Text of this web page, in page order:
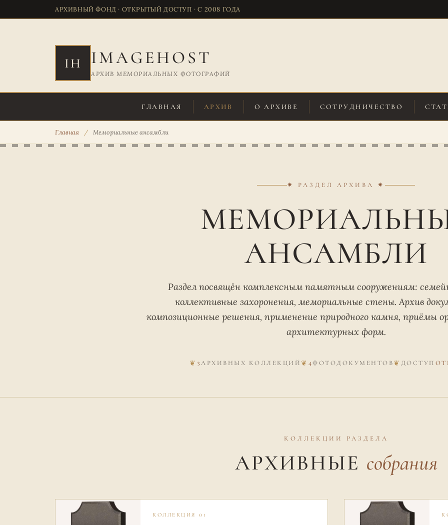
АРХИВНЫЙ ФОНД · ОТКРЫТЫЙ ДОСТУП · С 2008 ГОДА
IH IMAGEHOST
АРХИВ МЕМОРИАЛЬНЫХ ФОТОГРАФИЙ
ГЛАВНАЯ АРХИВ О АРХИВЕ СОТРУДНИЧЕСТВО
Главная / Мемориальные ансамбли
✷ РАЗДЕЛ АРХИВА ✷
АНСАМБЛИ
Раздел посвящён комплексным памятным сооружениям:
коллективные захоронения, мемориальные стены. Архив
композиционные решения, применение природного камня, приёмы
архитектурных форм.
3АРХИВНЫХ КОЛЛЕКЦИЙ 4ФОТОДОКУМЕНТОВ ДОСТУП
КОЛЛЕКЦИИ РАЗДЕЛА
АРХИВНЫЕ собрания
КОЛЛЕКЦИЯ 01